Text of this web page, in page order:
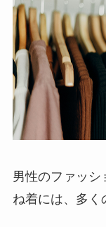
男性のファッシ
ね着には、多く